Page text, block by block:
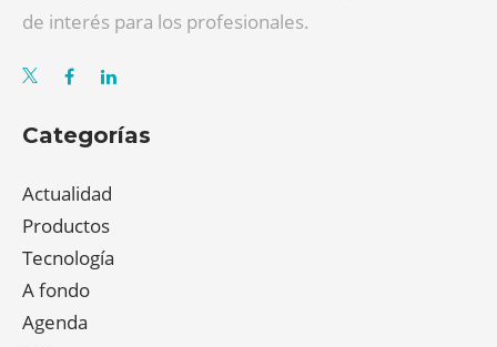
de interés para los profesionales.
Categorías
Actualidad
Productos
Tecnología
A fondo
Agenda